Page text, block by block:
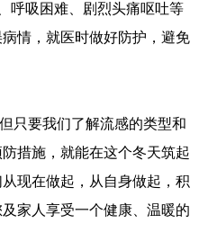
呼吸困难、剧烈头痛呕吐等
情，就医时做好防护，避免
只要我们了解流感的类型和
措施，就能在这个冬天筑起
现在做起，从自身做起，积
家人享受一个健康、温暖的